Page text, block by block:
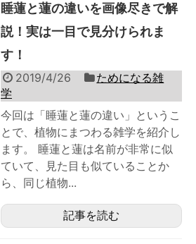
睡蓮と蓮の違いを画像尽きで解
説！実は一目で見分けられま
す！
2019/4/26
ためになる雑
学
今回は「睡蓮と蓮の違い」というこ
とで、植物にまつわる雑学を紹介し
ます。 睡蓮と蓮は名前が非常に似
ていて、見た目も似ていることか
ら、同じ植物...
記事を読む